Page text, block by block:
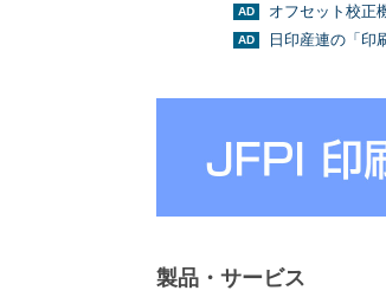
オフセット校正
日印産連の「印
製品・サービス